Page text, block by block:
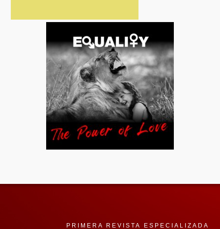
PRIMERA REVISTA ESPECIALIZADA